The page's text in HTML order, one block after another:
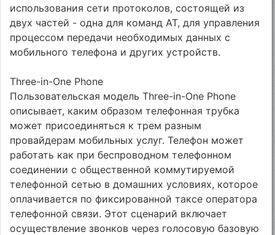
использования сети протоколов, состоящей из
двух частей - одна для команд AT, для управления
процессом передачи необходимых данных с
мобильного телефона и других устройств.
Three-in-One Phone
Пользовательская модель Three-in-One Phone
описывает, каким образом телефонная трубка
может присоединяться к трем разным
провайдерам мобильных услуг. Телефон может
работать как при беспроводном телефонном
соединении с общественной коммутируемой
телефонной сетью в домашних условиях, которое
оплачивается по фиксированной таксе оператора
телефонной связи. Этот сценарий включает
осуществление звонков через голосовую базовую